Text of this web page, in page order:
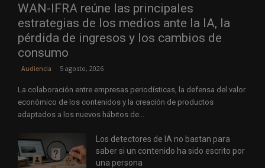
WAN-IFRA reúne las principales
estrategias de los medios ante la IA, la
pérdida de ingresos y los cambios de
consumo
Audiencia 5 agosto, 2026
La colaboración entre empresas periodísticas, la defensa del valor
económico de los contenidos y la creación de productos
adaptados a los nuevos hábitos de...
Los detectores de IA no bastan para
saber si un contenido ha sido escrito por
una persona